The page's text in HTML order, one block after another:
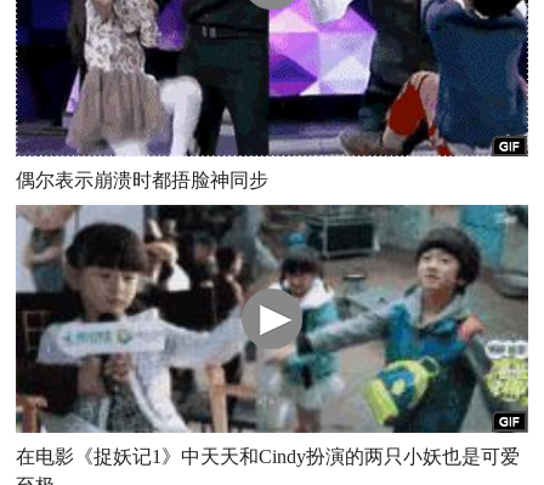
偶尔表示崩溃时都捂脸神同步
在电影《捉妖记1》中天天和Cindy扮演的两只小妖也是可爱